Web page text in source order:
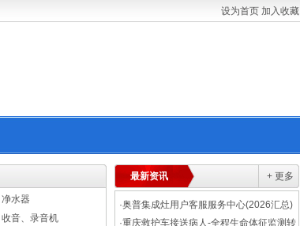
设为首页 加入收藏
净水器
收音、录音机
最新资讯 + 更多
·奥普集成灶用户客服服务中心(2026汇总)
·重庆救护车接送病人-全程生命体征监测转